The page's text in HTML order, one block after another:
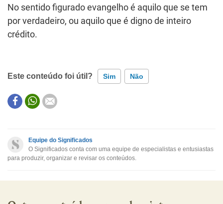
No sentido figurado evangelho é aquilo que se tem
por verdadeiro, ou aquilo que é digno de inteiro
crédito.
Este conteúdo foi útil? Sim Não
Este conteúdo não tem a informação que procuro
Outro
Equipe do Significados
O Significados conta com uma equipe de especialistas e entusiastas
para produzir, organizar e revisar os conteúdos.